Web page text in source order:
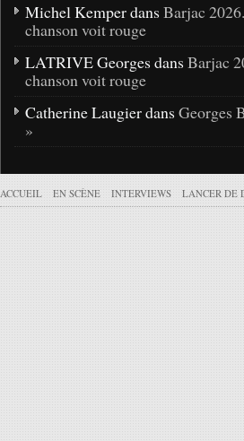
Michel Kemper dans Barjac
chanson voit rouge
LATRIVE Georges dans Barjac
chanson voit rouge
Catherine Laugier dans Georges
»
ACCUEIL EN SCÈNE INTERVIEWS LANCER DE